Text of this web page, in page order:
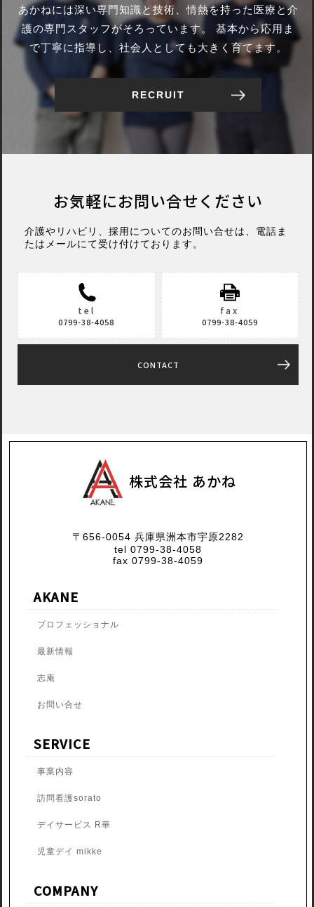
あかねには深い専門知識と技術、情熱を持った 医療と介
護の専門スタッフがそろっています。
基本から応用ま
で丁寧に指導し、社会人としても大きく育てます。
RECRUIT
お気軽にお問い合せください
介護やリハビリ、採用についてのお問い合せは、電話ま
たはメールにて受け付けております。
tel
0799-38-4058
fax
0799-38-4059
CONTACT
株式会社 あかね
〒656-0054 兵庫県洲本市宇原2282
tel 0799-38-4058
fax 0799-38-4059
AKANE
プロフェッショナル
最新情報
志庵
お問い合せ
SERVICE
事業内容
訪問看護sorato
デイサービス R華
児童デイ mikke
COMPANY